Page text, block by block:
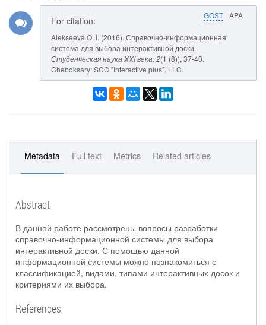
GOST APA
For citation:
Alekseeva O. I. (2016). Справочно-информационная
система для выбора интерактивной доски.
Студенческая наука XXI века, 2(1 (8)), 37-40.
Cheboksary: SCC "Interactive plus", LLC.
Metadata Full text Metrics Related articles
Abstract
В данной работе рассмотрены вопросы разработки
справочно-информационной системы для выбора
интерактивной доски. С помощью данной
информационной системы можно познакомиться с
классификацией, видами, типами интерактивных досок и
критериями их выбора.
References